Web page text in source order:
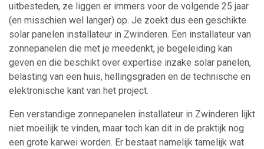
uitbesteden, ze liggen er immers voor de volgende 25 jaar
(en misschien wel langer) op. Je zoekt dus een geschikte
solar panelen installateur in Zwinderen. Een installateur van
zonnepanelen die met je meedenkt, je begeleiding kan
geven en die beschikt over expertise inzake solar panelen,
belasting van een huis, hellingsgraden en de technische en
elektronische kant van het project.
Een verstandige zonnepanelen installateur in Zwinderen lijkt
niet moeilijk te vinden, maar toch kan dit in de praktijk nog
een grote karwei worden. Er bestaat namelijk tamelijk wat